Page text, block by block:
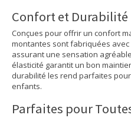
Confort et Durabilité
Conçues pour offrir un confort
montantes sont fabriquées
assurant une sensation
élasticité garantit un bon
durabilité les rend parfaites
enfants.
Parfaites pour